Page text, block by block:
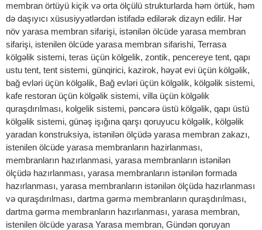
membran örtüyü kiçik və orta ölçülü strukturlarda həm örtük, həm
də daşıyıcı xüsusiyyətlərdən istifadə edilərək dizayn edilir. Hər
növ yarasa membran sifarişi, istənilən ölcüde yarasa membran
sifarişi, istenilen ölcüde yarasa membran sifarishi, Terrasa
kölgəlik sistemi, teras üçün kölgelik, zontik, pencereye tent, qapı
ustu tent, tent sistemi, günqirici, kazirok, həyət evi üçün kölgəlik,
bağ evləri üçün kölgəlik, Bağ evləri üçün kölgəlik, kölgəlik sistemi,
kafe restoran üçün kölgəlik sistemi, villa üçün kölgəlik
quraşdırılması, kolgelik sistemi, pəncərə üstü kölgəlik, qapı üstü
kölgəlik sistemi, günəş işığına qarşı qoruyucu kölgəlik, kölgəlik
yaradan konstruksiya, istənilən ölçüdə yarasa membran zakazı,
istenilen ölcüde yarasa membranların hazirlanması,
membranların hazırlanmasi, yarasa membranların istənilən
ölçüdə hazırlanması, yarasa membranların istənilən formada
hazırlanması, yarasa membranların istənilən ölçüdə hazırlanması
və quraşdırılması, dartma gərmə membranların quraşdırılması,
dartma gərmə membranların hazırlanması, yarasa membran,
istenilen ölcüde yarasa Yarasa membran, Gündən qoruyan